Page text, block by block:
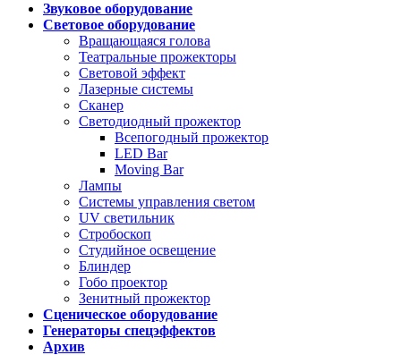
Звуковое оборудование
Световое оборудование
Вращающаяся голова
Театральные прожекторы
Световой эффект
Лазерные системы
Сканер
Светодиодный прожектор
Всепогодный прожектор
LED Bar
Moving Bar
Лампы
Системы управления светом
UV светильник
Стробоскоп
Студийное освещение
Блиндер
Гобо проектор
Зенитный прожектор
Сценическое оборудование
Генераторы спецэффектов
Архив